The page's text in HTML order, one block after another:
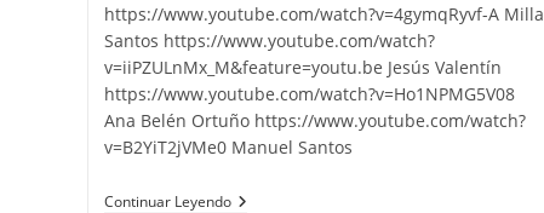
https://www.youtube.com/watch?v=4gymqRyvf-A Milla
Santos https://www.youtube.com/watch?
v=iiPZULnMx_M&feature=youtu.be Jesús Valentín
https://www.youtube.com/watch?v=Ho1NPMG5V08
Ana Belén Ortuño https://www.youtube.com/watch?
v=B2YiT2jVMe0 Manuel Santos
Continuar LeyendoActividad